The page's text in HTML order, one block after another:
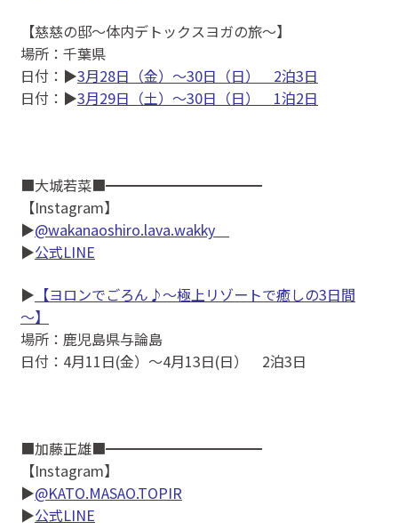
【慈慈の邸～体内デトックスヨガの旅～】
場所：千葉県
日付：▶3月28日（金）～30日（日） 2泊3日
日付：▶3月29日（土）～30日（日） 1泊2日
■大城若菜■━━━━━━━━━━━
【Instagram】
▶@wakanaoshiro.lava.wakky
▶公式LINE
▶ 【ヨロンでごろん♪～極上リゾートで癒しの3日間
～】
場所：鹿児島県与論島
日付：4月11日(金）〜4月13日(日） 2泊3日
■加藤正雄■━━━━━━━━━━━
【Instagram】
▶@KATO.MASAO.TOPIR
▶公式LINE